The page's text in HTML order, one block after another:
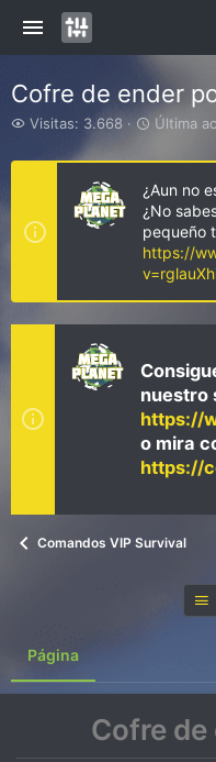
Cofre de ender
V
s
a
s
Visitas: 3.668
Ú
t
i
m
a
a
c
t
u
z
a
c
ó
n
Última
¿Aun no
¿No
pequeño
https://
nuestro
https://
o mira
https://
Comandos VIP Survival
Página
Cofre